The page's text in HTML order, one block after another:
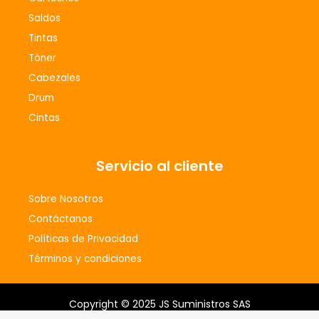
Saldos
Tintas
Tóner
Cabezales
Drum
Cintas
Servicio al cliente
Sobre Nosotros
Contáctanos
Políticas de Privacidad
Términos y condiciones
Copyright © 2025 JS Suministros SAS